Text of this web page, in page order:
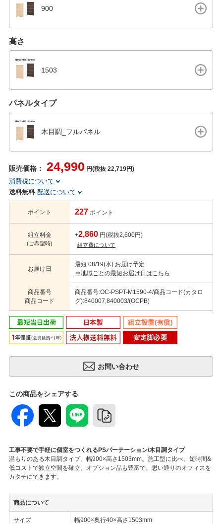
900
高さ
1503
パネルタイプ
木目調_フルパネル
販売価格： 24,990 円(税抜 22,719円)
消費税について
送料無料 配送について
ポイント 227 ポイント
組立料金
(ご希望時)
+2,860 円(税抜2,600円)
組立費について
お届け日
最短 08/19(水) お届け予定
⇒地域ごとの最短お届け日はこちら
商品番号
商品コード
商品番号:OC-PSPT-M1590-4/商品コード(カタロ
グ):840007,840003/(OCPB)
この商品をシェアする
工事不要で手軽に個室をつくれるPSパーテーション/木目調タイプ
温もりのある木目調タイプ。幅900×高さ1503mm。施工型に比べ、短時間&
低コストで独立空間を確立。オプション品も豊富で、思い通りのオフィスを
カタチにできます。
商品について
サイズ 幅900×奥行40×高さ1503mm